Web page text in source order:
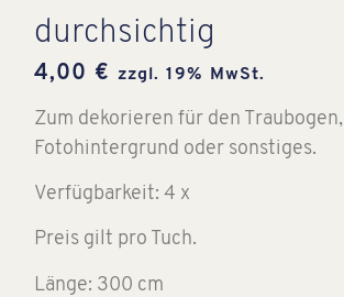
durchsichtig
4,00 € zzgl. 19% MwSt.
Zum dekorieren für den Traubogen,
Fotohintergrund oder sonstiges.
Verfügbarkeit: 4 x
Preis gilt pro Tuch.
Länge: 300 cm